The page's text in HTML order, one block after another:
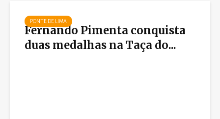
PONTE DE LIMA
Fernando Pimenta conquista
duas medalhas na Taça do...